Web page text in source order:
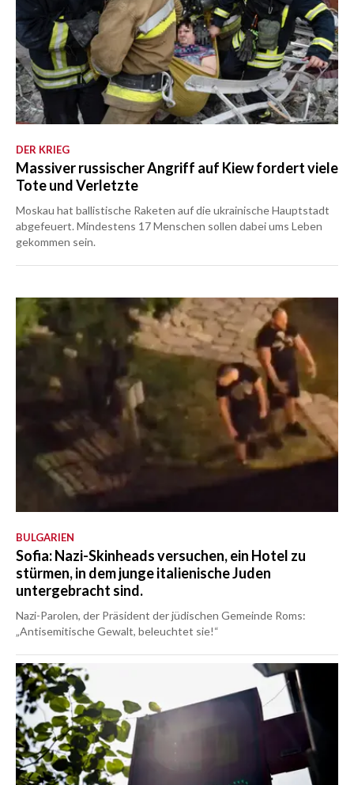
DER KRIEG
Massiver russischer Angriff auf Kiew fordert viele
Tote und Verletzte
Moskau hat ballistische Raketen auf die ukrainische Hauptstadt
abgefeuert. Mindestens 17 Menschen sollen dabei ums Leben
gekommen sein.
BULGARIEN
Sofia: Nazi-Skinheads versuchen, ein Hotel zu
stürmen, in dem junge italienische Juden
untergebracht sind.
Nazi-Parolen, der Präsident der jüdischen Gemeinde Roms:
„Antisemitische Gewalt, beleuchtet sie!“